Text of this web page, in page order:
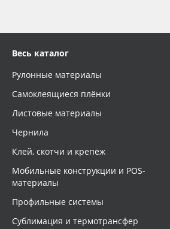
Весь каталог
Рулонные материалы
Самоклеящиеся плёнки
Листовые материалы
Чернила
Клей, скотчи и крепёж
Мобильные конструкции и POS-
материалы
Профильные системы
Сублимация и термотрансфер